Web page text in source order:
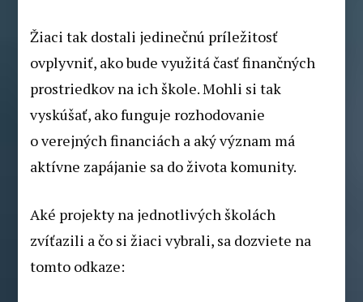
Žiaci tak dostali jedinečnú príležitosť
ovplyvniť, ako bude využitá časť finančných
prostriedkov na ich škole. Mohli si tak
vyskúšať, ako funguje rozhodovanie
o verejných financiách a aký význam má
aktívne zapájanie sa do života komunity.
Aké projekty na jednotlivých školách
zvíťazili a čo si žiaci vybrali, sa dozviete na
tomto odkaze: